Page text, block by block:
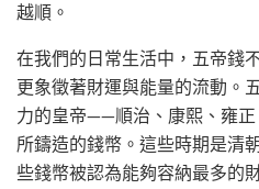
越順。
在我們的日常生活中，五帝錢
更象徵著財運與能量的流動。
力的皇帝——順治、康熙、雍
所鑄造的錢幣。這些時期是清
些錢幣被認為能夠容納最多的